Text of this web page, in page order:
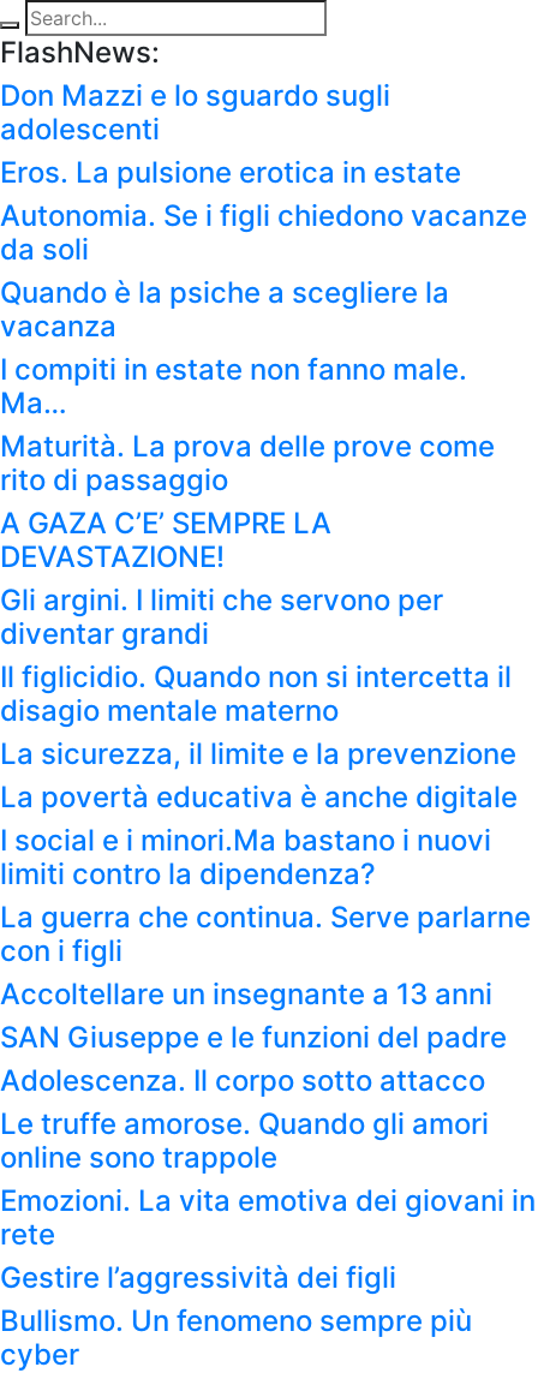
FlashNews:
Don Mazzi e lo sguardo sugli
adolescenti
Eros. La pulsione erotica in estate
Autonomia. Se i figli chiedono vacanze
da soli
Quando è la psiche a scegliere la
vacanza
I compiti in estate non fanno male.
Ma…
Maturità. La prova delle prove come
rito di passaggio
A GAZA C’E’ SEMPRE LA
DEVASTAZIONE!
Gli argini. I limiti che servono per
diventar grandi
Il figlicidio. Quando non si intercetta il
disagio mentale materno
La sicurezza, il limite e la prevenzione
La povertà educativa è anche digitale
I social e i minori.Ma bastano i nuovi
limiti contro la dipendenza?
La guerra che continua. Serve parlarne
con i figli
Accoltellare un insegnante a 13 anni
SAN Giuseppe e le funzioni del padre
Adolescenza. Il corpo sotto attacco
Le truffe amorose. Quando gli amori
online sono trappole
Emozioni. La vita emotiva dei giovani in
rete
Gestire l’aggressività dei figli
Bullismo. Un fenomeno sempre più
cyber